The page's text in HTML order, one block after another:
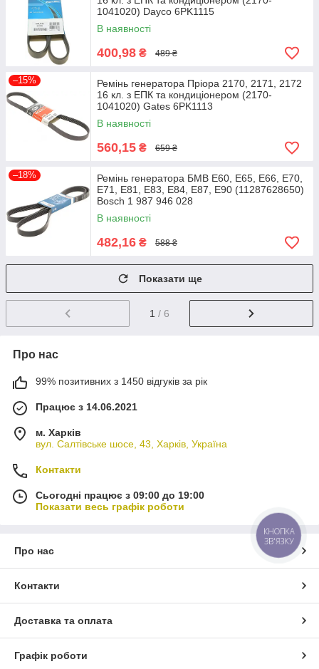
1041020) Dayco 6PK1115
В наявності
400,98 ₴ 489 ₴
–15%
Ремінь генератора Пріора 2170, 2171, 2172
16 кл. з ЕПК та кондиціонером (2170-
1041020) Gates 6PK1113
В наявності
560,15 ₴ 659 ₴
–18%
Ремінь генератора БМВ E60, E65, E66, E70,
E71, E81, E83, E84, E87, E90 (11287628650)
Bosch 1 987 946 028
В наявності
482,16 ₴ 588 ₴
Показати ще
1 / 6
Про нас
99% позитивних з 1450 відгуків за рік
Працює з 14.06.2021
м. Харків
вул. Салтівське шосе, 43, Харків, Україна
Контакти
Сьогодні працює з 09:00 до 19:00
Показати весь графік роботи
Про нас
Контакти
Доставка та оплата
Графік роботи
КНОПКА
ЗВ'ЯЗКУ